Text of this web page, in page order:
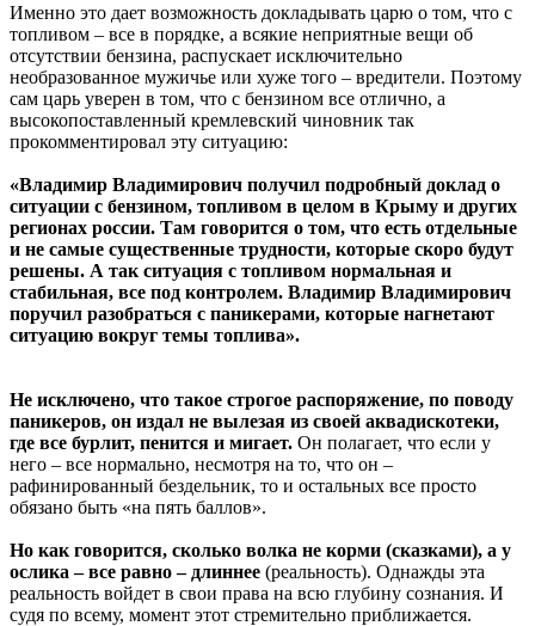
Именно это дает возможность докладывать царю о том, что с
топливом – все в порядке, а всякие неприятные вещи об
отсутствии бензина, распускает исключительно
необразованное мужичье или хуже того – вредители. Поэтому
сам царь уверен в том, что с бензином все отлично, а
высокопоставленный кремлевский чиновник так
прокомментировал эту ситуацию:
«Владимир Владимирович получил подробный доклад о
ситуации с бензином, топливом в целом в Крыму и других
регионах россии. Там говорится о том, что есть отдельные
и не самые существенные трудности, которые скоро будут
решены. А так ситуация с топливом нормальная и
стабильная, все под контролем. Владимир Владимирович
поручил разобраться с паникерами, которые нагнетают
ситуацию вокруг темы топлива».
Не исключено, что такое строгое распоряжение, по поводу
паникеров, он издал не вылезая из своей аквадискотеки,
где все бурлит, пенится и мигает. Он полагает, что если у
него – все нормально, несмотря на то, что он –
рафинированный бездельник, то и остальных все просто
обязано быть «на пять баллов».
Но как говорится, сколько волка не корми (сказками), а у
ослика – все равно – длиннее (реальность). Однажды эта
реальность войдет в свои права на всю глубину сознания. И
судя по всему, момент этот стремительно приближается.